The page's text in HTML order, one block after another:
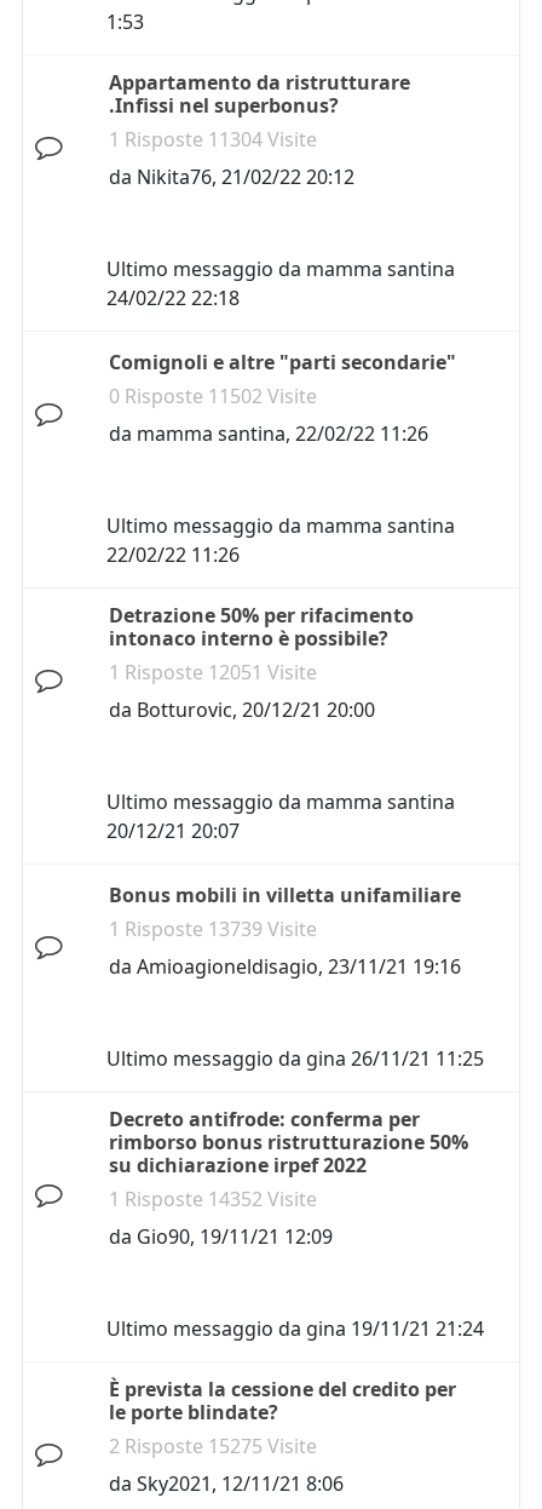
1:53
Appartamento da ristrutturare
.Infissi nel superbonus?
1 Risposte 11304 Visite
da Nikita76, 21/02/22 20:12
Ultimo messaggio da mamma santina
24/02/22 22:18
Comignoli e altre "parti secondarie"
0 Risposte 11502 Visite
da mamma santina, 22/02/22 11:26
Ultimo messaggio da mamma santina
22/02/22 11:26
Detrazione 50% per rifacimento
intonaco interno è possibile?
1 Risposte 12051 Visite
da Botturovic, 20/12/21 20:00
Ultimo messaggio da mamma santina
20/12/21 20:07
Bonus mobili in villetta unifamiliare
1 Risposte 13739 Visite
da Amioagioneldisagio, 23/11/21 19:16
Ultimo messaggio da gina 26/11/21 11:25
Decreto antifrode: conferma per
rimborso bonus ristrutturazione 50%
su dichiarazione irpef 2022
1 Risposte 14352 Visite
da Gio90, 19/11/21 12:09
Ultimo messaggio da gina 19/11/21 21:24
È prevista la cessione del credito per
le porte blindate?
2 Risposte 15275 Visite
da Sky2021, 12/11/21 8:06